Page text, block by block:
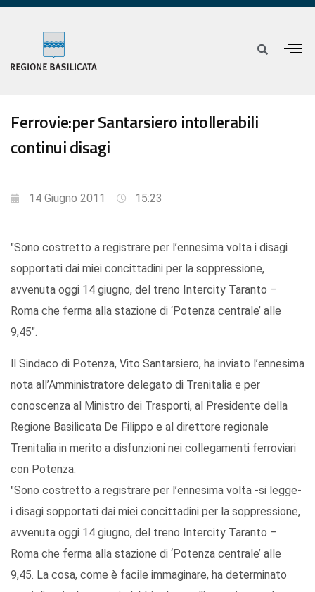
Ferrovie:per Santarsiero intollerabili
continui disagi
14 Giugno 2011 15:23
"Sono costretto a registrare per l’ennesima volta i disagi
sopportati dai miei concittadini per la soppressione,
avvenuta oggi 14 giugno, del treno Intercity Taranto –
Roma che ferma alla stazione di ‘Potenza centrale’ alle
9,45".
ll Sindaco di Potenza, Vito Santarsiero, ha inviato l’ennesima
nota all’Amministratore delegato di Trenitalia e per
conoscenza al Ministro dei Trasporti, al Presidente della
Regione Basilicata De Filippo e al direttore regionale
Trenitalia in merito a disfunzioni nei collegamenti ferroviari
con Potenza.
"Sono costretto a registrare per l’ennesima volta -si legge-
i disagi sopportati dai miei concittadini per la soppressione,
avvenuta oggi 14 giugno, del treno Intercity Taranto –
Roma che ferma alla stazione di ‘Potenza centrale’ alle
9,45. La cosa, come è facile immaginare, ha determinato